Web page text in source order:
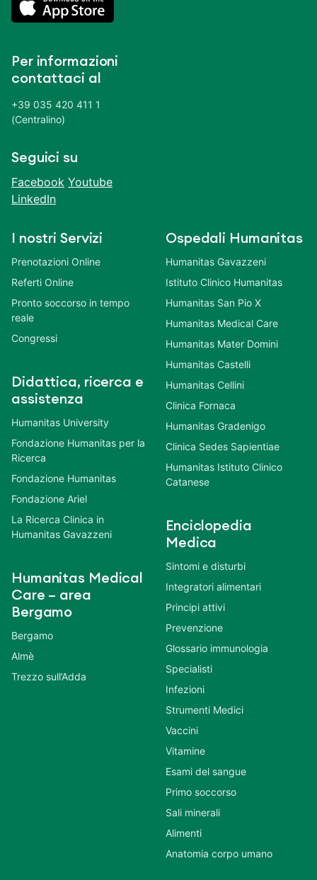
Per informazioni
contattaci al
+39 035 420 411 1
(Centralino)
Seguici su
Facebook Youtube
LinkedIn
I nostri Servizi
Prenotazioni Online
Referti Online
Pronto soccorso in tempo
reale
Congressi
Didattica, ricerca e
assistenza
Humanitas University
Fondazione Humanitas per la
Ricerca
Fondazione Humanitas
Fondazione Ariel
La Ricerca Clinica in
Humanitas Gavazzeni
Humanitas Medical
Care – area
Bergamo
Bergamo
Almè
Trezzo sull’Adda
Ospedali Humanitas
Humanitas Gavazzeni
Istituto Clinico Humanitas
Humanitas San Pio X
Humanitas Medical Care
Humanitas Mater Domini
Humanitas Castelli
Humanitas Cellini
Clinica Fornaca
Humanitas Gradenigo
Clinica Sedes Sapientiae
Humanitas Istituto Clinico
Catanese
Enciclopedia
Medica
Sintomi e disturbi
Integratori alimentari
Principi attivi
Prevenzione
Glossario immunologia
Specialisti
Infezioni
Strumenti Medici
Vaccini
Vitamine
Esami del sangue
Primo soccorso
Sali minerali
Alimenti
Anatomia corpo umano